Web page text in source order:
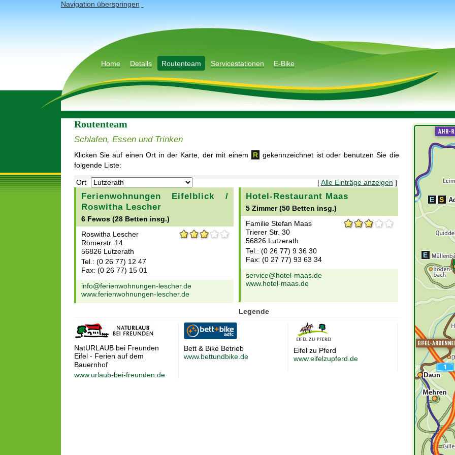
Navigation überspringen
Home Details Routenteam Servicestationen E-Bike
E S
E
Routenteam
Schlafen, Essen und Trinken
Klicken Sie auf einen Ort in der Karte, der mit einem R gekennzeichnet ist oder benutzen Sie die
folgende Liste:
Ort [Alle Einträge anzeigen ]
Ferienwohnungen Eifelblick /
Roswitha Lescher
6 Fewos (28 Betten insg.)
Roswitha Lescher
Römerstr. 14
56826 Lutzerath
Tel.: (0 26 77) 12 47
Fax: (0 26 77) 15 01
info@ferienwohnungen-lescher.de
www.ferienwohnungen-lescher.de
Hotel-Restaurant Maas
5 Zimmer (50 Betten insg.)
Familie Stefan Maas
Trierer Str. 30
56826 Lutzerath
Tel.: (0 26 77) 9 36 30
Fax: (0 27 77) 93 63 34
service@hotel-maas.de
www.hotel-maas.de
Legende
NatURLAUB bei Freunden
Eifel - Ferien auf dem
Bauernhof
www.urlaub-bei-freunden.de
Bett & Bike Betrieb
www.bettundbike.de
Eifel zu Pferd
www.eifelzupferd.de